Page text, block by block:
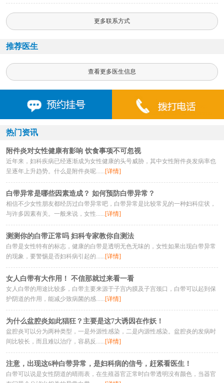
更多联系方式
推荐医生
查看更多医生信息
热门资讯
附件炎对女性健康有影响 饮食事项不可忽视
近年来，妇科疾病已经逐渐成为女性健康的头号威胁，其中女性附件炎发病率也
呈逐年上升趋势。什么是附件炎呢......[详情]
白带异常是哪些因素造成？ 如何预防白带异常？
相信不少女性朋友都经历过白带异常吧，白带异常是比较常见的一种妇科症状，
与许多因素有关。一般来说，女性......[详情]
测测你的白带正常吗 妇科专家教你自测法
白带是女性特有的标志，健康的白带是透明无色无味的，女性如果出现白带异常
的现象，要警惕是否妇科病引起的......[详情]
女人白带有大作用！ 不信那就过来看一看
女人白带的用途比较多，白带主要来源于子宫内膜及子宫颈口，白带可以起到保
护阴道的作用，能减少致病菌的感......[详情]
为什么盆腔炎如此猖狂？主要是这7大诱因在作妖！
盆腔炎可以分为两种类型，一是外源性感染，二是内源性感染。盆腔炎的发病时
间比较长，而且难以治疗，容易反......[详情]
注意，出现这6种白带异常，是妇科病的信号，赶紧看医生！
白带可以说是女性阴道的晴雨表，在生殖器官正常时白带透明没有颜色，当器官